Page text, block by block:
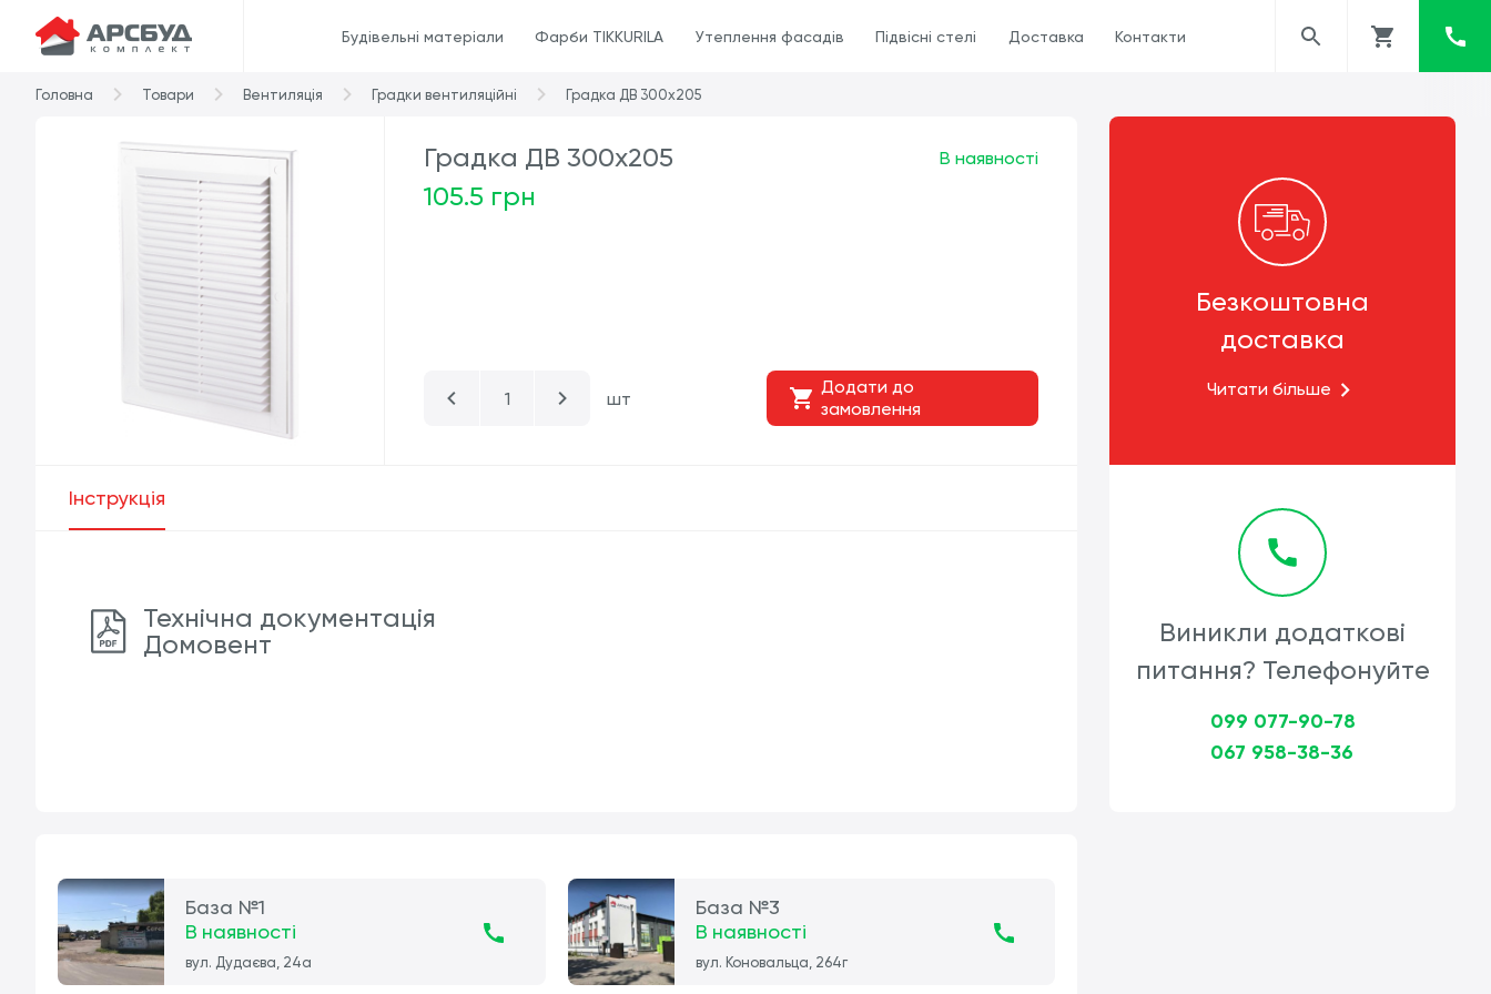
Будівельні матеріали Фарби TIKKURILA Утеплення фасадів Підвісні стелі Доставка Контакти
Головна Товари Вентиляція Градки вентиляційні Градка ДВ 300х205
Градка ДВ 300х205
105.5 грн
В наявності
шт
Додати до
замовлення
Інструкція
Технічна документація
Домовент
Безкоштовна
доставка
Читати більше
Виникли додаткові
питання? Телефонуйте
099 077-90-78
067 958-38-36
База №1
В наявності
вул. Дудаєва, 24а
База №3
В наявності
вул. Коновальца, 264г